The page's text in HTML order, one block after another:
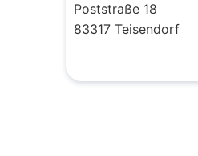
Poststraße 18
83317 Teisendorf